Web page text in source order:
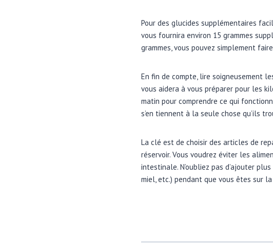
Pour des glucides supplémentaires
vous fournira environ 15 grammes
grammes, vous pouvez simplement
En fin de compte, lire soigneusement
vous aidera à vous préparer pour les
matin pour comprendre ce qui
s’en tiennent à la seule chose qu’ils
La clé est de choisir des articles de
réservoir. Vous voudrez éviter les
intestinale. N’oubliez pas d’ajouter
miel, etc.) pendant que vous êtes sur